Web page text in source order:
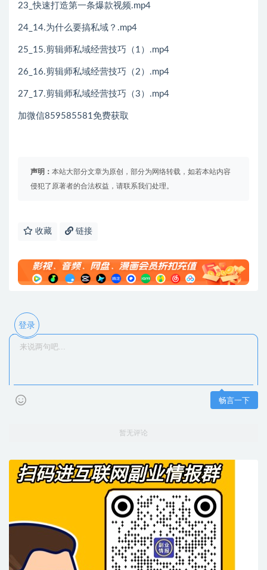
23_快速打造第一条爆款视频.mp4
24_14.为什么要搞私域？.mp4
25_15.剪辑师私域经营技巧（1）.mp4
26_16.剪辑师私域经营技巧（2）.mp4
27_17.剪辑师私域经营技巧（3）.mp4
加微信859585581免费获取
声明： 本站大部分文章为原创，部分为网络转载，如若本站内容
侵犯了原著者的合法权益，请联系我们处理。
收藏 链接
登录
畅言一下
暂无评论